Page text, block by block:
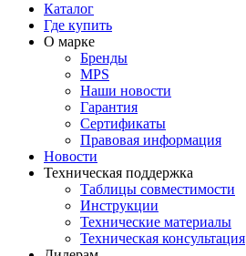
Каталог
Где купить
О марке
Бренды
MPS
Наши новости
Гарантия
Сертификаты
Правовая информация
Новости
Техническая поддержка
Таблицы совместимости
Инструкции
Технические материалы
Техническая консультация